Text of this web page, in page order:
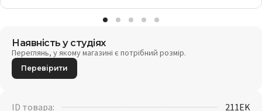
Наявність у студіях
Переглянь, у якому магазині є потрібний розмір.
Перевірити
ID товара:
211EK